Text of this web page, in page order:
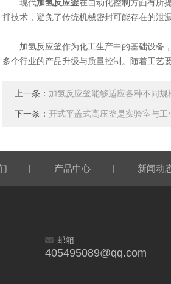
现代加氢反应釜在自动化控制方面有所
拌技术，避免了传统机械密封可能存在的泄
加氢反应釜作为化工生产中的基础设备，
多个行业的产品升级与质量控制。随着工艺
上一条： 加氢反应釜能够适应各种不同规
下一条：开式平盖式高压釜是实验室与工
| 产品中心 | 新闻动
邮箱
405495089@qq.com